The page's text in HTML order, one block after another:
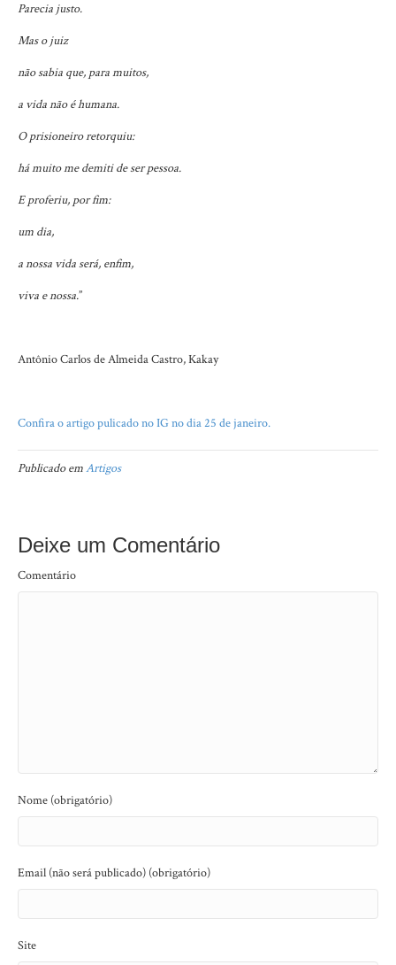
Parecia justo.
Mas o juiz
não sabia que, para muitos,
a vida não é humana.
O prisioneiro retorquiu:
há muito me demiti de ser pessoa.
E proferiu, por fim:
um dia,
a nossa vida será, enfim,
viva e nossa.”
Antônio Carlos de Almeida Castro, Kakay
Confira o artigo pulicado no IG no dia 25 de janeiro.
Publicado emArtigos
Deixe um Comentário
Comentário
Nome (obrigatório)
Email (não será publicado) (obrigatório)
Site